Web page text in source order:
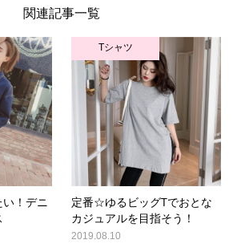
関連記事一覧
！デニ
Tシャツ
定番☆ゆるビッグTでおとな
カジュアルを目指そう！
2019.08.10